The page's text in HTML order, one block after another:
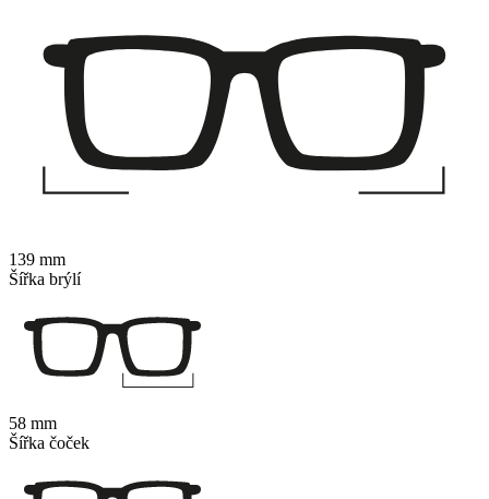
139 mm
Šířka brýlí
58 mm
Šířka čoček